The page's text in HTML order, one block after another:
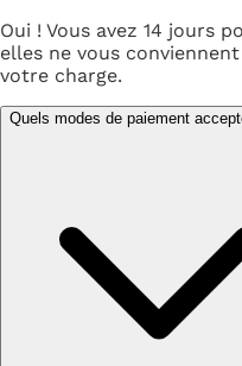
Oui ! Vous avez 14 jours
elles ne vous
votre charge.
Quels modes de paiement